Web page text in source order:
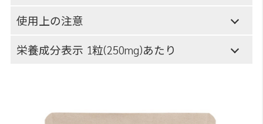
使用上の注意
栄養成分表示 1粒(250mg)あたり